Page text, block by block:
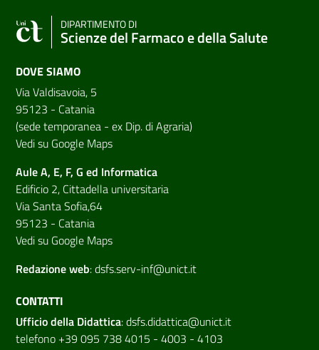
DIPARTIMENTO DI
Scienze del Farmaco e della Salute
DOVE SIAMO
Via Valdisavoia, 5
95123 - Catania
(sede temporanea - ex Dip. di Agraria)
Vedi su Google Maps
Aule A, E, F, G ed Informatica
Edificio 2, Cittadella universitaria
Via Santa Sofia,64
95123 - Catania
Vedi su Google Maps
Redazione web:dsfs.serv-inf@unict.it
CONTATTI
Ufficio della Didattica:dsfs.didattica@unict.it
telefono +39 095 738 4015 - 4003 - 4103